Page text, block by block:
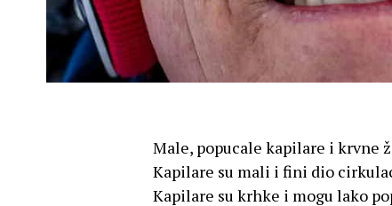
Male, popucale kapilare i krvne
Kapilare su mali i fini dio
Kapilare su krhke i mogu lako